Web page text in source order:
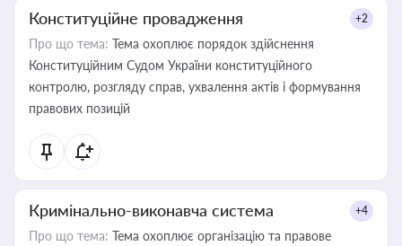
Конституційне провадження +2
Про що тема: Тема охоплює порядок здійснення
Конституційним Судом України конституційного
контролю, розгляду справ, ухвалення актів і формування
правових позицій
Кримінально-виконавча система +4
Про що тема: Тема охоплює організацію та правове